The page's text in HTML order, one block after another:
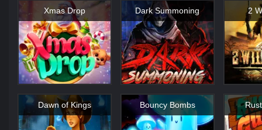
Xmas Drop Dark Summoning 2
Dawn of Kings Bouncy Bombs